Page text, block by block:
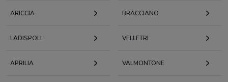
ARICCIA BRACCIANO
LADISPOLI VELLETRI
APRILIA VALMONTONE